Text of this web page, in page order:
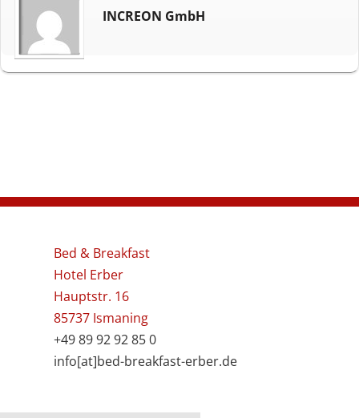
INCREON GmbH
Bed & Breakfast
Hotel Erber
Hauptstr. 16
85737 Ismaning
+49 89 92 92 85 0
info[at]bed-breakfast-erber.de